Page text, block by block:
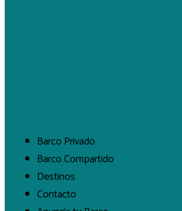
Barco Privado
Barco Compartido
Destinos
Contacto